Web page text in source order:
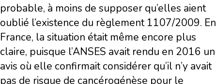
probable, à moins de supposer qu’elles aient
oublié l’existence du règlement 1107/2009. En
France, la situation était même encore plus
claire, puisque l’ANSES avait rendu en 2016 un
avis où elle confirmait considérer qu’il n’y avait
pas de risque de cancérogénèse pour le